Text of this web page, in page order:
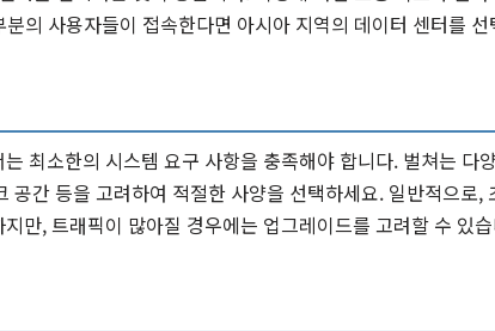
의 사용자들이 접속한다면 아시아 지역의 데이터 센터를
최소한의 시스템 요구 사항을 충족해야 합니다. 벌쳐는 다
공간 등을 고려하여 적절한 사양을 선택하세요. 일반적으로,
만, 트래픽이 많아질 경우에는 업그레이드를 고려할 수 있